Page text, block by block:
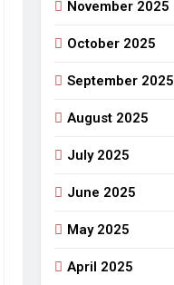
November 2025
October 2025
September 2025
August 2025
July 2025
June 2025
May 2025
April 2025